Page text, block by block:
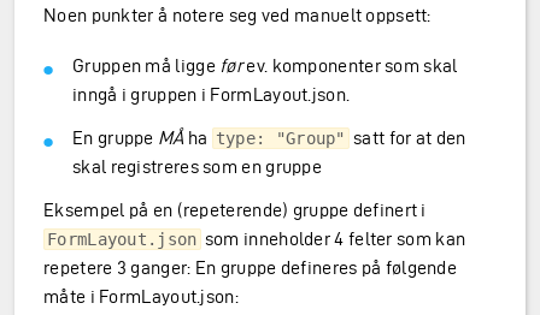
Noen punkter å notere seg ved manuelt oppsett:
Gruppen må ligge førev. komponenter som skal
inngå i gruppen i FormLayout.json.
En gruppe MÅ ha type: "Group" satt for at den
skal registreres som en gruppe
Eksempel på en (repeterende) gruppe definert i
FormLayout.json som inneholder 4 felter som kan
repetere 3 ganger: En gruppe defineres på følgende
måte i FormLayout.json: